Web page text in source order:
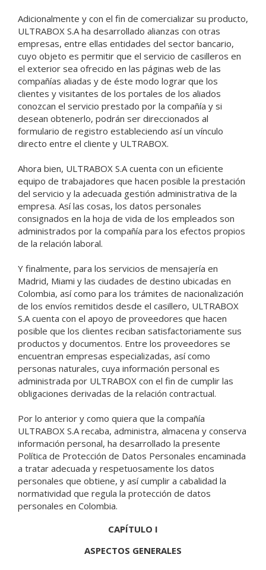
Adicionalmente y con el fin de comercializar su producto,
ULTRABOX S.A ha desarrollado alianzas con otras
empresas, entre ellas entidades del sector bancario,
cuyo objeto es permitir que el servicio de casilleros en
el exterior sea ofrecido en las páginas web de las
compañías aliadas y de éste modo lograr que los
clientes y visitantes de los portales de los aliados
conozcan el servicio prestado por la compañía y si
desean obtenerlo, podrán ser direccionados al
formulario de registro estableciendo así un vínculo
directo entre el cliente y ULTRABOX.
Ahora bien, ULTRABOX S.A cuenta con un eficiente
equipo de trabajadores que hacen posible la prestación
del servicio y la adecuada gestión administrativa de la
empresa. Así las cosas, los datos personales
consignados en la hoja de vida de los empleados son
administrados por la compañía para los efectos propios
de la relación laboral.
Y finalmente, para los servicios de mensajería en
Madrid, Miami y las ciudades de destino ubicadas en
Colombia, así como para los trámites de nacionalización
de los envíos remitidos desde el casillero, ULTRABOX
S.A cuenta con el apoyo de proveedores que hacen
posible que los clientes reciban satisfactoriamente sus
productos y documentos. Entre los proveedores se
encuentran empresas especializadas, así como
personas naturales, cuya información personal es
administrada por ULTRABOX con el fin de cumplir las
obligaciones derivadas de la relación contractual.
Por lo anterior y como quiera que la compañía
ULTRABOX S.A recaba, administra, almacena y conserva
información personal, ha desarrollado la presente
Política de Protección de Datos Personales encaminada
a tratar adecuada y respetuosamente los datos
personales que obtiene, y así cumplir a cabalidad la
normatividad que regula la protección de datos
personales en Colombia.
CAPÍTULO I
ASPECTOS GENERALES